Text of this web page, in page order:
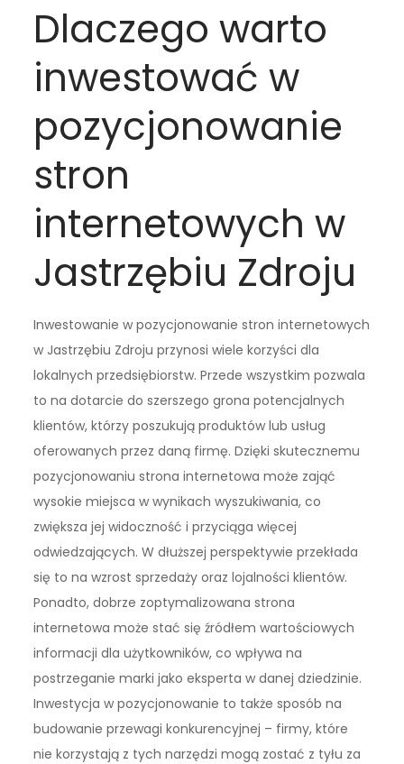
Dlaczego warto
inwestować w
pozycjonowanie
stron
internetowych w
Jastrzębiu Zdroju
Inwestowanie w pozycjonowanie stron internetowych
w Jastrzębiu Zdroju przynosi wiele korzyści dla
lokalnych przedsiębiorstw. Przede wszystkim pozwala
to na dotarcie do szerszego grona potencjalnych
klientów, którzy poszukują produktów lub usług
oferowanych przez daną firmę. Dzięki skutecznemu
pozycjonowaniu strona internetowa może zająć
wysokie miejsca w wynikach wyszukiwania, co
zwiększa jej widoczność i przyciąga więcej
odwiedzających. W dłuższej perspektywie przekłada
się to na wzrost sprzedaży oraz lojalności klientów.
Ponadto, dobrze zoptymalizowana strona
internetowa może stać się źródłem wartościowych
informacji dla użytkowników, co wpływa na
postrzeganie marki jako eksperta w danej dziedzinie.
Inwestycja w pozycjonowanie to także sposób na
budowanie przewagi konkurencyjnej – firmy, które
nie korzystają z tych narzędzi mogą zostać z tyłu za